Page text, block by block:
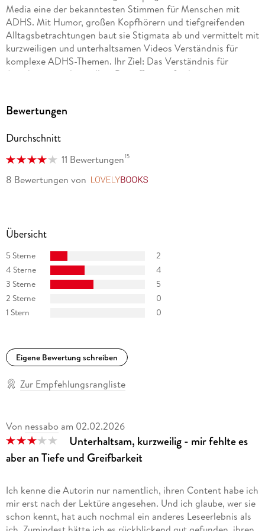
Media eine der bekanntesten Stimmen für Menschen mit
ADHS. Mit Humor, großen Kopfhörern und tiefgreifenden
Alltagsbetrachtungen baut sie Stigmata ab und vermittelt mit
kurzweiligen und unterhaltsamen Videos Verständnis für
komplexe ADHS-Themen. Ihr Ziel: Das Verständnis für
Angehörige und vor allem Betroffene zu fördern.
studierte Medienforschung in Leipzig. Heute ist sie auf Social
ADHS. Mit Humor, großen Kopfhörern und tiefgreifenden
Alltagsbetrachtungen baut sie Stigmata ab und vermittelt mit
kurzweiligen und unterhaltsamen Videos Verständnis für
komplexe ADHS-Themen. Ihr Ziel: Das Verständnis für
Bewertungen
Durchschnitt
11 Bewertungen15
8 Bewertungen von
Übersicht
5 Sterne
2
4 Sterne
4
3 Sterne
5
2 Sterne
0
1 Stern
0
Eigene Bewertung schreiben
Zur Empfehlungsrangliste
Von nessabo am 02.02.2026
Unterhaltsam, kurzweilig - mir fehlte es
aber an Tiefe und Greifbarkeit
Ich kenne die Autorin nur namentlich, ihren Content habe ich
mir erst nach der Lektüre angesehen. Und ich glaube, wer sie
schon kennt, hat auch nochmal ein anderes Leseerlebnis als